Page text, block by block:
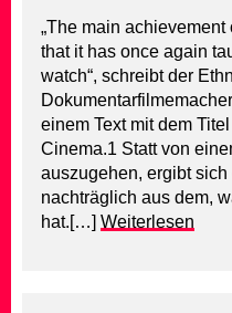
„The main
that it has once again
watch“, schreibt der
einem Text mit dem
Cinema.1 Statt von
auszugehen, ergibt
nachträglich aus dem,
hat.[…] Weiterlesen